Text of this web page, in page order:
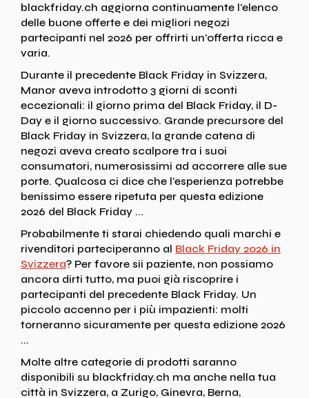
blackfriday.ch aggiorna continuamente l'elenco
delle buone offerte e dei migliori negozi
partecipanti nel 2026 per offrirti un'offerta ricca e
varia.
Durante il precedente Black Friday in Svizzera,
Manor aveva introdotto 3 giorni di sconti
eccezionali: il giorno prima del Black Friday, il D-
Day e il giorno successivo. Grande precursore del
Black Friday in Svizzera, la grande catena di
negozi aveva creato scalpore tra i suoi
consumatori, numerosissimi ad accorrere alle sue
porte. Qualcosa ci dice che l'esperienza potrebbe
benissimo essere ripetuta per questa edizione
2026 del Black Friday ...
Probabilmente ti starai chiedendo quali marchi e
rivenditori parteciperanno al Black Friday 2026 in
Svizzera? Per favore sii paziente, non possiamo
ancora dirti tutto, ma puoi già riscoprire i
partecipanti del precedente Black Friday. Un
piccolo accenno per i più impazienti: molti
torneranno sicuramente per questa edizione 2026
...
Molte altre categorie di prodotti saranno
disponibili su blackfriday.ch ma anche nella tua
città in Svizzera, a Zurigo, Ginevra, Berna,